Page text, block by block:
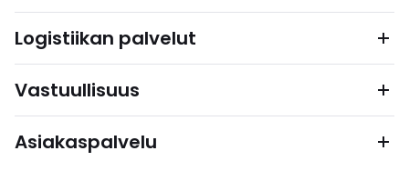
Logistiikan palvelut
Vastuullisuus
Asiakaspalvelu